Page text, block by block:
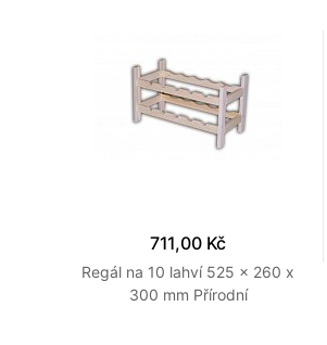
711,00 Kč
Regál na 10 lahví 525 x 260 x
300 mm Přírodní